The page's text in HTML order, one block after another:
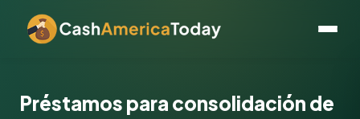
Préstamos para consolidación de